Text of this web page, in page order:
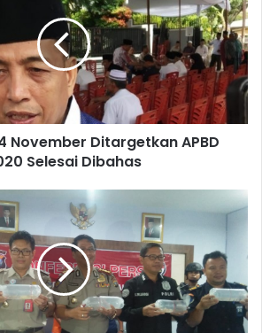
November Ditargetkan APBD
Selesai Dibahas